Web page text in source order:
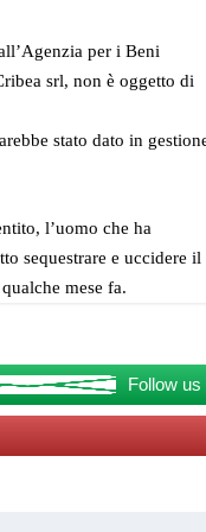
per i Beni
srl, non è oggetto di
stato dato in
l’uomo che ha
sequestrare e uccidere il
mese fa.
Follow us